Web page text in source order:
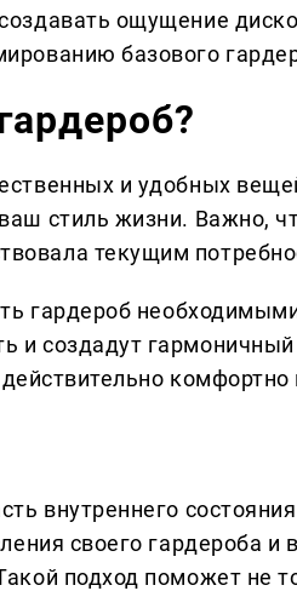
ощущение
базового
и удобных
стиль жизни. Важно,
текущим
гардероб
и создадут
комфортно
внутреннего
своего гардероба и
подход поможет не